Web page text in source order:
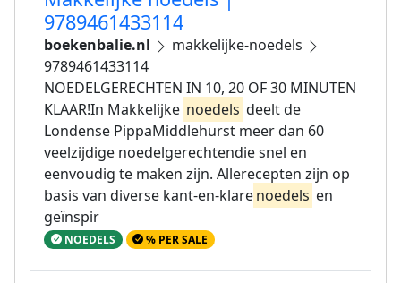
9789461433114
boekenbalie.nl
makkelijke-noedels
9789461433114
NOEDELGERECHTEN IN 10, 20 OF 30 MINUTEN
KLAAR!In Makkelijke noedels deelt de
Londense PippaMiddlehurst meer dan 60
veelzijdige noedelgerechtendie snel en
eenvoudig te maken zijn. Allerecepten zijn op
basis van diverse kant-en-klarenoedels en
geïnspir
NOEDELS % PER SALE